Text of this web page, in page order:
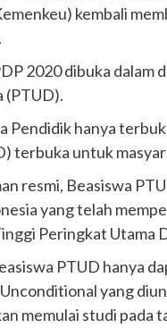
kembali
2020 dibuka dalam
(PTUD).
Pendidik hanya
terbuka untuk
resmi, Beasiswa
yang telah
Peringkat Utama
PTUD hanya
yang
memulai studi pada